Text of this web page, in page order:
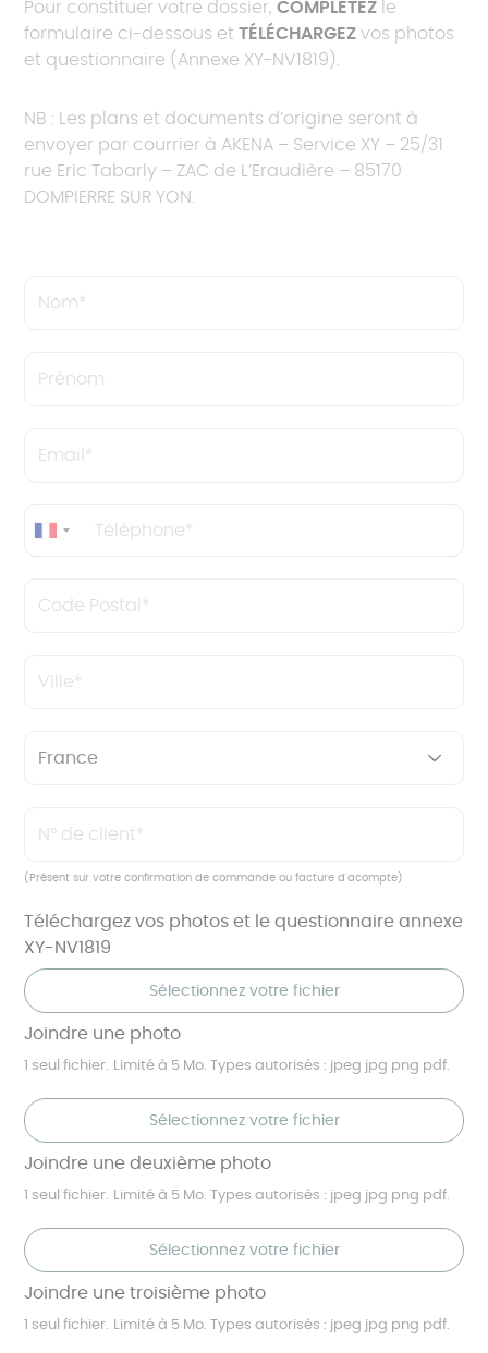
Pour constituer votre dossier,COMPLÉTEZ le
formulaire ci-dessous etTÉLÉCHARGEZ vos photos
et questionnaire (Annexe XY-NV1819).
NB : Les plans et documents d’origine seront à
envoyer par courrier à AKENA – Service XY – 25/31
rue Eric Tabarly – ZAC de L’Eraudière – 85170
DOMPIERRE SUR YON.
(Présent sur votre confirmation de commande ou facture d'acompte)
Téléchargez vos photos et le questionnaire annexe
XY-NV1819
Sélectionnez votre fichier
Joindre une photo
1 seul fichier. Limité à 5 Mo. Types autorisés : jpeg jpg png pdf.
Sélectionnez votre fichier
Joindre une deuxième photo
1 seul fichier. Limité à 5 Mo. Types autorisés : jpeg jpg png pdf.
Sélectionnez votre fichier
Joindre une troisième photo
1 seul fichier. Limité à 5 Mo. Types autorisés : jpeg jpg png pdf.